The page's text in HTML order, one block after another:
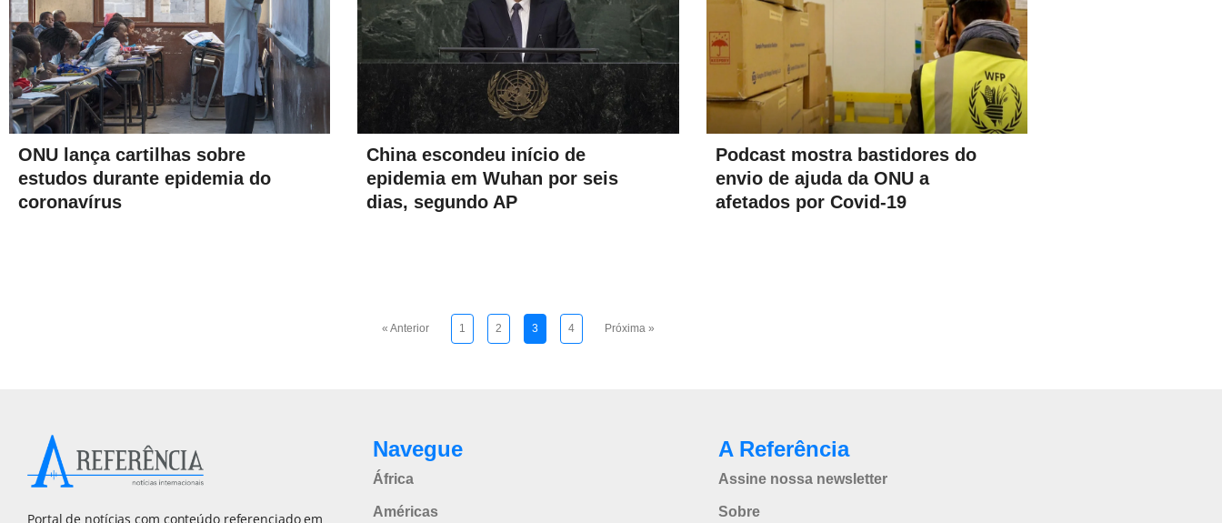
ONU lança cartilhas sobre
estudos durante epidemia do
coronavírus
China escondeu início de
epidemia em Wuhan por seis
dias, segundo AP
Podcast mostra bastidores do
envio de ajuda da ONU a
afetados por Covid-19
« Anterior 1 2 3 4 Próxima »
Portal de notícias com conteúdo referenciado em
Navegue
África
Américas
A Referência
Assine nossa newsletter
Sobre